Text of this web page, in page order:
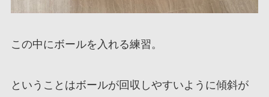
この中にボールを入れる練習。
ということはボールが回収しやすいように傾斜が